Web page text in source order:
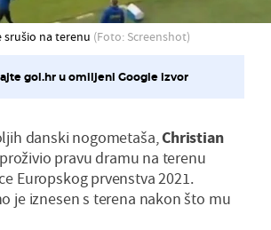
srušio na terenu (Foto: Screenshot)
gol.hr u omiljeni Google izvor
danski nogometaša,Christian
pravu dramu na terenu
Europskog prvenstva 2021.
je iznesen s terena nakon što mu